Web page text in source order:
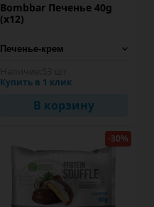
Bombbar Печенье 40g
(х12)
Купить в 1 клик
В корзину
-30%